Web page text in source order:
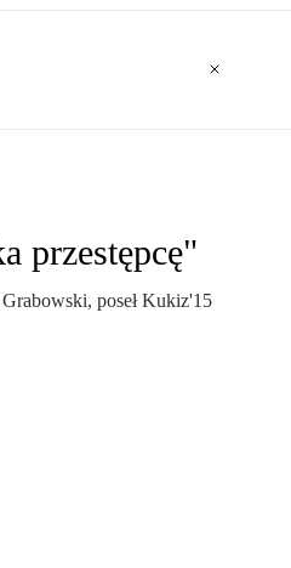
przestępcę"
poseł Kukiz'15